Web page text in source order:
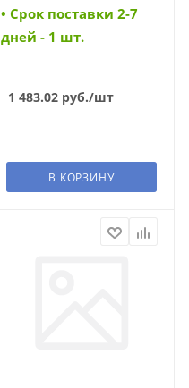
• Cрок поставки 2-7
дней - 1 шт.
1 483.02руб./шт
В КОРЗИНУ